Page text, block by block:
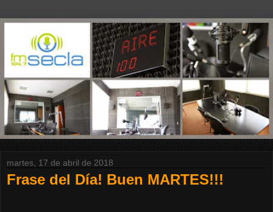
martes, 17 de abril de 2018
Frase del Día! Buen MARTES!!!